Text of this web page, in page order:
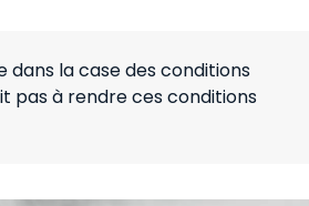
la case des conditions
pas à rendre ces conditions